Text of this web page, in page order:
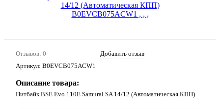
Отзывов: 0
Добавить отзыв
Артикул: B0EVCB075ACW1
Описание товара:
Питбайк BSE Evo 110E Samurai SA 14/12 (Автоматическая КПП)